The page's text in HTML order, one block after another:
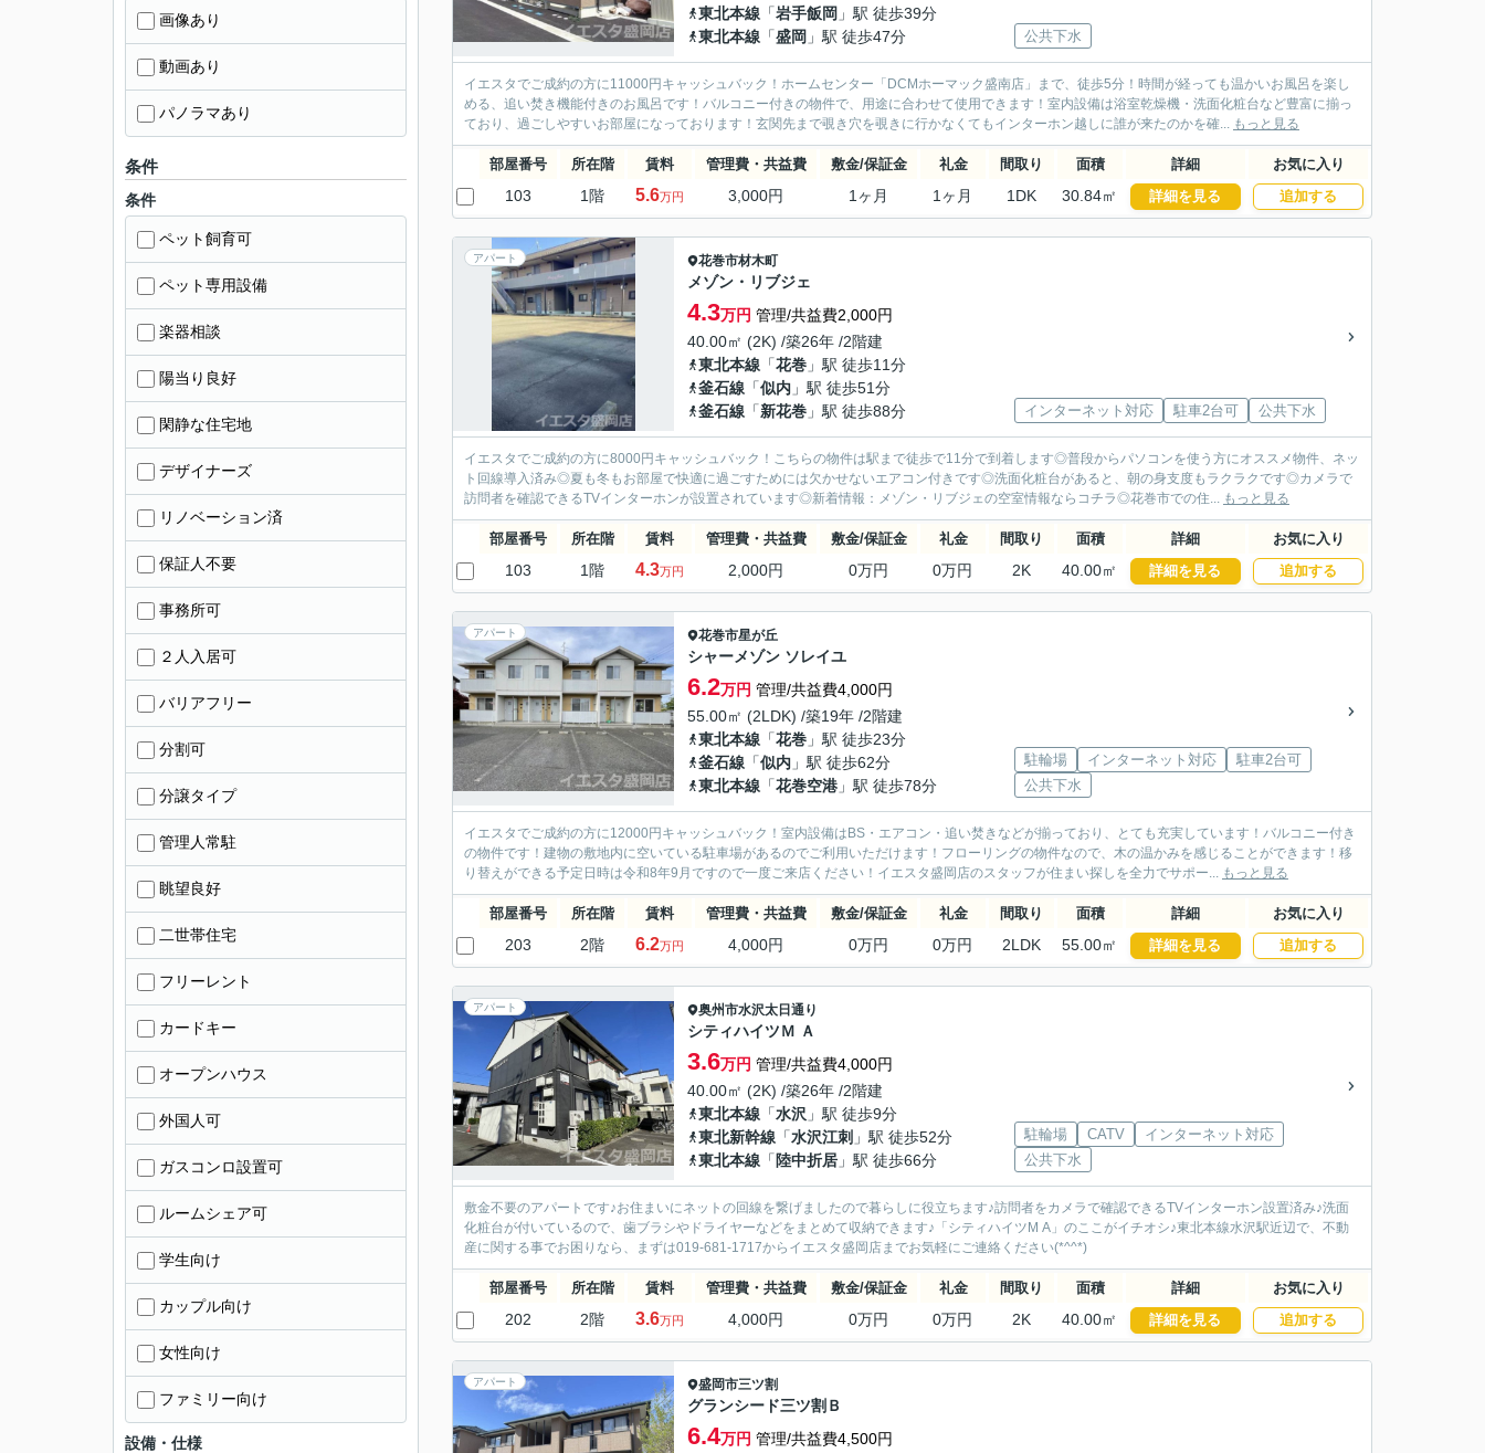
東北本線 「岩手飯岡 」駅 徒歩39分
東北本線 「盛岡 」駅 徒歩47分 公共下水
イエスタでご成約の方に11000円キャッシュバック！ホームセンター「DCMホーマック盛南店」まで、徒歩5分！時間が経っても温かいお風呂を楽し
める、追い焚き機能付きのお風呂です！バルコニー付きの物件で、用途に合わせて使用できます！室内設備は浴室乾燥機・洗面化粧台など豊富に揃っ
ており、過ごしやすいお部屋になっております！玄関先まで覗き穴を覗きに行かなくてもインターホン越しに誰が来たのかを確... もっと見る
部屋番号 所在階 賃料 管理費・共益費 敷金/保証金 礼金 間取り 面積 詳細 お気に入り
103 1階 5.6万円 3,000円 1ヶ月 1ヶ月 1DK 30.84㎡ 詳細を見る 追加する
アパート 花巻市材木町
メゾン・リブジェ
4.3万円 管理/共益費2,000円
40.00㎡ (2K) /築26年 /2階建
東北本線 「花巻 」駅 徒歩11分
釜石線 「似内 」駅 徒歩51分
釜石線 「新花巻 」駅 徒歩88分 インターネット対応 駐車2台可 公共下水
イエスタでご成約の方に8000円キャッシュバック！こちらの物件は駅まで徒歩で11分で到着します◎普段からパソコンを使う方にオススメ物件、ネッ
ト回線導入済み◎夏も冬もお部屋で快適に過ごすためには欠かせないエアコン付きです◎洗面化粧台があると、朝の身支度もラクラクです◎カメラで
訪問者を確認できるTVインターホンが設置されています◎新着情報：メゾン・リブジェの空室情報ならコチラ◎花巻市での住... もっと見る
部屋番号 所在階 賃料 管理費・共益費 敷金/保証金 礼金 間取り 面積 詳細 お気に入り
103 1階 4.3万円 2,000円 0万円 0万円 2K 40.00㎡ 詳細を見る 追加する
アパート 花巻市星が丘
シャーメゾン ソレイユ
6.2万円 管理/共益費4,000円
55.00㎡ (2LDK) /築19年 /2階建
東北本線 「花巻 」駅 徒歩23分
釜石線 「似内 」駅 徒歩62分
東北本線 「花巻空港 」駅 徒歩78分
駐輪場 インターネット対応
駐車2台可
公共下水
イエスタでご成約の方に12000円キャッシュバック！室内設備はBS・エアコン・追い焚きなどが揃っており、とても充実しています！バルコニー付き
の物件です！建物の敷地内に空いている駐車場があるのでご利用いただけます！フローリングの物件なので、木の温かみを感じることができます！移
り替えができる予定日時は令和8年9月ですので一度ご来店ください！イエスタ盛岡店のスタッフが住まい探しを全力でサポー... もっと見る
部屋番号 所在階 賃料 管理費・共益費 敷金/保証金 礼金 間取り 面積 詳細 お気に入り
203 2階 6.2万円 4,000円 0万円 0万円 2LDK 55.00㎡ 詳細を見る 追加する
アパート 奥州市水沢太日通り
シティハイツＭ Ａ
3.6万円 管理/共益費4,000円
40.00㎡ (2K) /築26年 /2階建
東北本線 「水沢 」駅 徒歩9分
東北新幹線 「水沢江刺 」駅 徒歩52分
東北本線 「 陸中折居 」駅 徒歩66分
駐輪場 CATV
インターネット対応
公共下水
敷金不要のアパートです♪お住まいにネットの回線を繋げましたので暮らしに役立ちます♪訪問者をカメラで確認できるTVインターホン設置済み♪洗面
化粧台が付いているので、歯ブラシやドライヤーなどをまとめて収納できます♪「シティハイツM A」のここがイチオシ♪東北本線水沢駅近辺で、不動
産に関する事でお困りなら、まずは019-681-1717からイエスタ盛岡店までお気軽にご連絡ください(*^^*)
部屋番号 所在階 賃料 管理費・共益費 敷金/保証金 礼金 間取り 面積 詳細 お気に入り
202 2階 3.6万円 4,000円 0万円 0万円 2K 40.00㎡ 詳細を見る 追加する
アパート 盛岡市三ツ割
グランシード三ツ割Ｂ
6.4万円 管理/共益費4,500円
画像あり
動画あり
パノラマあり
条件
条件
ペット飼育可
ペット専用設備
楽器相談
陽当り良好
閑静な住宅地
デザイナーズ
リノベーション済
保証人不要
事務所可
２人入居可
バリアフリー
分割可
分譲タイプ
管理人常駐
眺望良好
二世帯住宅
フリーレント
カードキー
オープンハウス
外国人可
ガスコンロ設置可
ルームシェア可
学生向け
カップル向け
女性向け
ファミリー向け
設備・仕様